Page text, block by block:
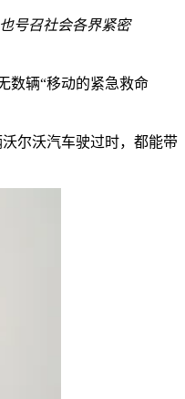
号召社会各界紧密
数辆“移动的紧急救命
尔沃汽车驶过时，都能带